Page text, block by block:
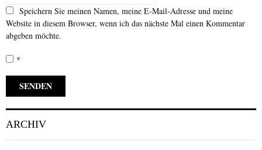
Speichern Sie meinen Namen, meine E-Mail-Adresse und meine
Website in diesem Browser, wenn ich das nächste Mal einen Kommentar
abgeben möchte.
*
ARCHIV